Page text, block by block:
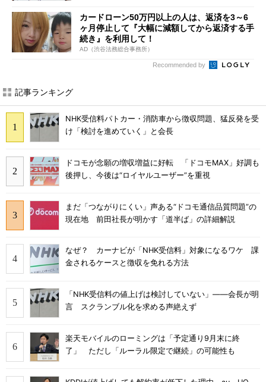
カードローン50万円以上の人は、返済を3～6
ヶ月停止して『大幅に減額してから返済する手
続き』を利用して！
AD（渋谷法務総合事務所）
Recommended by
記事ランキング
NHK受信料パトカー・消防車から徴収問題、猛反発を受
け「検討を進めていく」と会長
ドコモが念願の増収増益に好転 「ドコモMAX」好調も
後押し、今後は“ロイヤルユーザー”を重視
まだ「つながりにくい」声ある“ドコモ通信品質問題”の
現在地 前田社長が明かす「道半ば」の詳細解説
なぜ？ カーナビが「NHK受信料」対象になるワケ 課
金されるケースと徴収を免れる方法
「NHK受信料の値上げは検討していない」――会長が明
言 スクランブル化を求める声絶えず
楽天モバイルのローミングは「予定通り9月末に終
了」 ただし「ルーラル限定で継続」の可能性も